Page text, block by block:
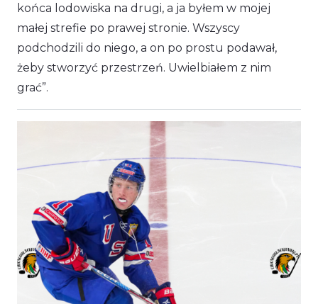
końca lodowiska na drugi, a ja byłem w mojej
małej strefie po prawej stronie. Wszyscy
podchodzili do niego, a on po prostu podawał,
żeby stworzyć przestrzeń. Uwielbiałem z nim
grać”.